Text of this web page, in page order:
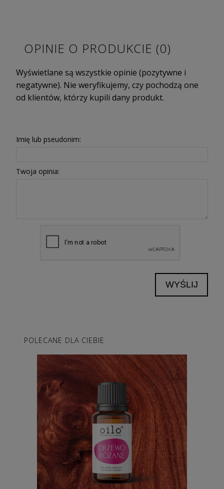
OPINIE O PRODUKCIE (0)
Wyświetlane są wszystkie opinie (pozytywne i
negatywne). Nie weryfikujemy, czy pochodzą one
od klientów, którzy kupili dany produkt.
Imię lub pseudonim:
Twoja opinia:
WYŚLIJ
POLECANE DLA CIEBIE